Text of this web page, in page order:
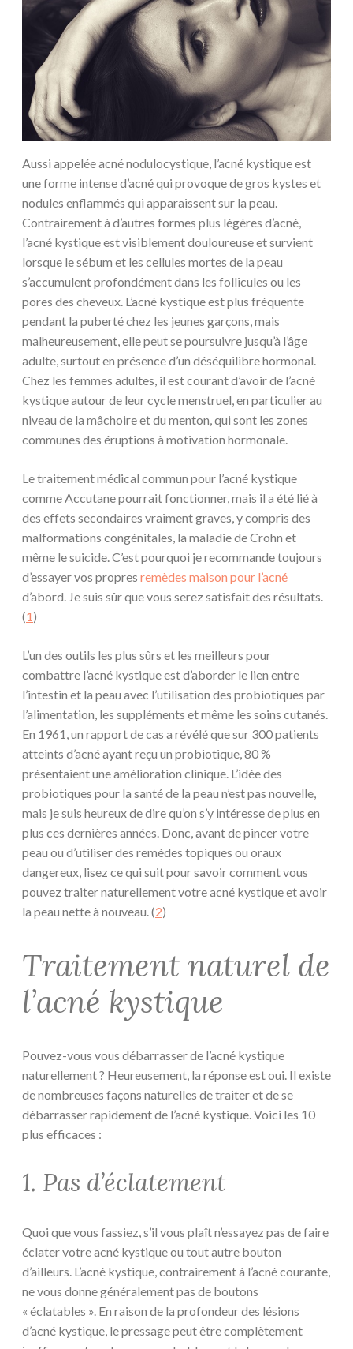
Aussi appelée acné nodulocystique, l’acné kystique est
une forme intense d’acné qui provoque de gros kystes et
nodules enflammés qui apparaissent sur la peau.
Contrairement à d’autres formes plus légères d’acné,
l’acné kystique est visiblement douloureuse et survient
lorsque le sébum et les cellules mortes de la peau
s’accumulent profondément dans les follicules ou les
pores des cheveux. L’acné kystique est plus fréquente
pendant la puberté chez les jeunes garçons, mais
malheureusement, elle peut se poursuivre jusqu’à l’âge
adulte, surtout en présence d’un déséquilibre hormonal.
Chez les femmes adultes, il est courant d’avoir de l’acné
kystique autour de leur cycle menstruel, en particulier au
niveau de la mâchoire et du menton, qui sont les zones
communes des éruptions à motivation hormonale.
Le traitement médical commun pour l’acné kystique
comme Accutane pourrait fonctionner, mais il a été lié à
des effets secondaires vraiment graves, y compris des
malformations congénitales, la maladie de Crohn et
même le suicide. C’est pourquoi je recommande toujours
d’essayer vos propres remèdes maison pour l’acné
d’abord. Je suis sûr que vous serez satisfait des résultats.
(1)
L’un des outils les plus sûrs et les meilleurs pour
combattre l’acné kystique est d’aborder le lien entre
l’intestin et la peau avec l’utilisation des probiotiques par
l’alimentation, les suppléments et même les soins cutanés.
En 1961, un rapport de cas a révélé que sur 300 patients
atteints d’acné ayant reçu un probiotique, 80 %
présentaient une amélioration clinique. L’idée des
probiotiques pour la santé de la peau n’est pas nouvelle,
mais je suis heureux de dire qu’on s’y intéresse de plus en
plus ces dernières années. Donc, avant de pincer votre
peau ou d’utiliser des remèdes topiques ou oraux
dangereux, lisez ce qui suit pour savoir comment vous
pouvez traiter naturellement votre acné kystique et avoir
la peau nette à nouveau. (2)
Traitement naturel de
l’acné kystique
Pouvez-vous vous débarrasser de l’acné kystique
naturellement ? Heureusement, la réponse est oui. Il existe
de nombreuses façons naturelles de traiter et de se
débarrasser rapidement de l’acné kystique. Voici les 10
plus efficaces :
1. Pas d’éclatement
Quoi que vous fassiez, s’il vous plaît n’essayez pas de faire
éclater votre acné kystique ou tout autre bouton
d’ailleurs. L’acné kystique, contrairement à l’acné courante,
ne vous donne généralement pas de boutons
« éclatables ». En raison de la profondeur des lésions
d’acné kystique, le pressage peut être complètement